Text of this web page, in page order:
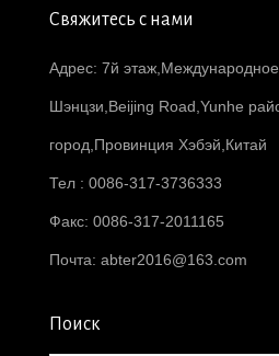
Свяжитесь с нами
Адрес: 7й
Шэнцзи,Beijing Road,Yunhe
город,Провинция Хэбэй,Китай
Тел : 0086-317-3736333
Факс: 0086-317-2011165
Почта: abter2016@163.com
Поиск